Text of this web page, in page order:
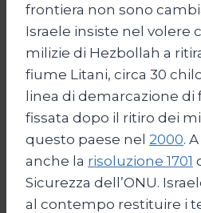
frontiera non sono
Israele insiste nel volere
milizie di Hezbollah a
fiume Litani, circa 30
linea di demarcazione di
fissata dopo il ritiro dei
questo paese nel 2000.
anche la risoluzione 1701
Sicurezza dell’ONU.
al contempo restituire i